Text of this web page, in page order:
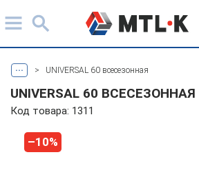
... > UNIVERSAL 60 всесезонная
UNIVERSAL 60 ВСЕСЕЗОННАЯ
Код товара: 1311
–10%